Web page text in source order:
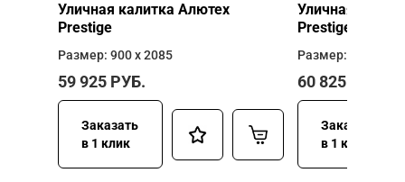
Уличная калитка Алютех
Prestige
Размер: 900 х 2085
59 925 РУБ.
Заказать
в 1 клик
Уличная
Prestige
Размер: 900 х
60 825
Заказать
в 1 клик